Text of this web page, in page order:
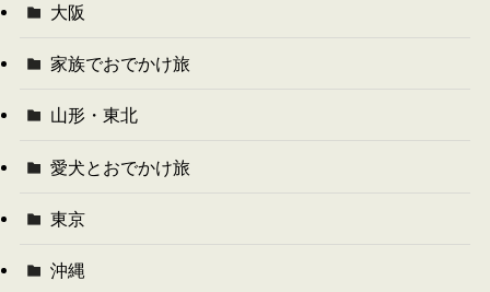
大阪
家族でおでかけ旅
山形・東北
愛犬とおでかけ旅
東京
沖縄